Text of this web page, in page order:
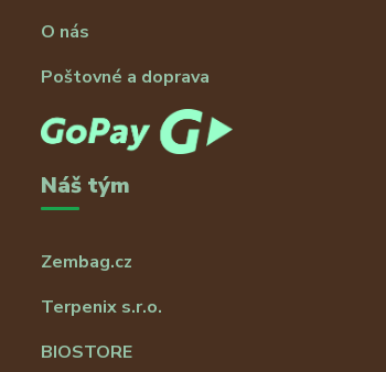
O nás
Poštovné a doprava
Náš tým
Zembag.cz
Terpenix s.r.o.
BIOSTORE